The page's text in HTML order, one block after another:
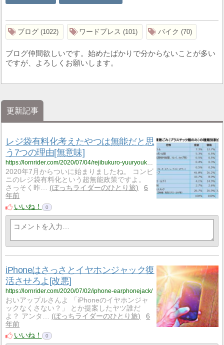
ブログ 1022 ワードプレス 101 バイク 70
ブログ仲間欲しいです。始めたばかりで分からないことが多い
ですが、よろしくお願いします。
更新記事
レジ袋有料化考えたやつは無能だと思
う7つの理由[無意味]
https://lornrider.com/2020/07/04/rejibukuro-yuuryouka-munou/
2020年7月からついに始まりましたね。 コンビ
ニのレジ袋有料化という超無能政策ですよ。
さっそく昨…
ぼっちライダーのひとり旅
6
年前
いいね！
0
iPhoneはさっさとイヤホンジャック復
活させろよ[改悪]
https://lornrider.com/2020/07/02/iphone-earphonejack/
おいアップルさんよ 「iPhoneのイヤホンジャ
ックなくさない？」 とか提案したヤツ誰だ
よ？ アンタ…
ぼっちライダーのひとり旅
6
年前
いいね！
0